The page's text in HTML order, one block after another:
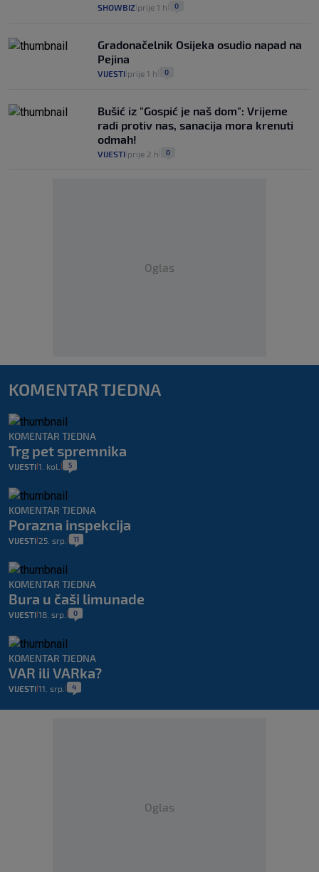
SHOWBIZ prije 1 h 0
Gradonačelnik Osijeka osudio napad na
Pejina
VIJESTI prije 1 h 0
Bušić iz "Gospić je naš dom": Vrijeme
radi protiv nas, sanacija mora krenuti
odmah!
VIJESTI prije 2 h 0
Oglas
KOMENTAR TJEDNA
KOMENTAR TJEDNA
Trg pet spremnika
VIJESTI 1. kol. 5
KOMENTAR TJEDNA
Porazna inspekcija
VIJESTI 25. srp. 11
KOMENTAR TJEDNA
Bura u čaši limunade
VIJESTI 18. srp. 0
KOMENTAR TJEDNA
VAR ili VARka?
VIJESTI 11. srp. 4
Oglas